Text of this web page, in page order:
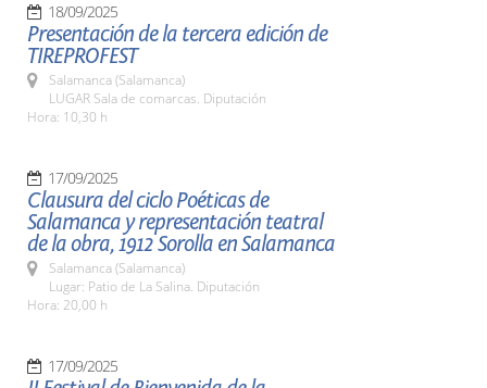
18/09/2025
Presentación de la tercera edición de
TIREPROFEST
Salamanca (Salamanca)
LUGAR Sala de comarcas. Diputación
Hora: 10,30 h
17/09/2025
Clausura del ciclo Poéticas de
Salamanca y representación teatral
de la obra, 1912 Sorolla en Salamanca
Salamanca (Salamanca)
Lugar: Patio de La Salina. Diputación
Hora: 20,00 h
17/09/2025